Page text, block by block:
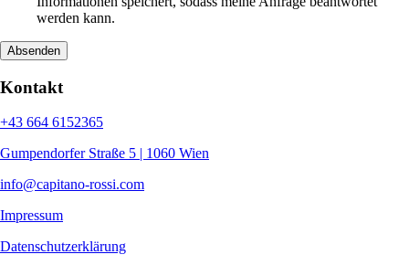
werden kann.
Absenden
Kontakt
+43 664 6152365
Gumpendorfer Straße 5 | 1060 Wien
info@capitano-rossi.com
Impressum
Datenschutzerklärung